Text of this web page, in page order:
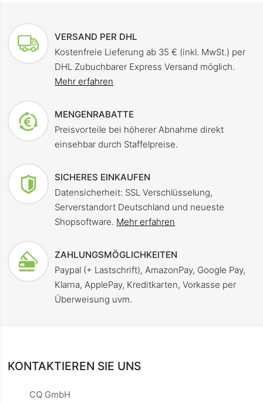
VERSAND PER DHL
Kostenfreie Lieferung ab 35 € (inkl. MwSt.) per
DHL Zubuchbarer Express Versand möglich.
Mehr erfahren
MENGENRABATTE
Preisvorteile bei höherer Abnahme direkt
einsehbar durch Staffelpreise.
SICHERES EINKAUFEN
Datensicherheit: SSL Verschlüsselung,
Serverstandort Deutschland und neueste
Shopsoftware. Mehr erfahren
ZAHLUNGSMÖGLICHKEITEN
Paypal (+ Lastschrift), AmazonPay, Google Pay,
Klarna, ApplePay, Kreditkarten, Vorkasse per
Überweisung uvm.
KONTAKTIEREN SIE UNS
CQ GmbH